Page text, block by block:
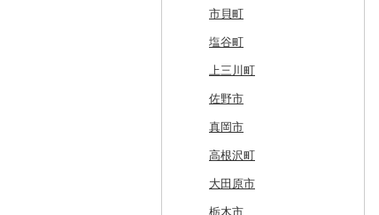
せたな町
旭川市
森町
稚内市
標津町
清里町
北斗市
留萌市
五戸町
藤崎町
六ヶ所村
東北町
三戸町
東通村
黒石市
おいらせ町
岩手町
矢巾町
釜石市
野田村
普代村
一戸町
陸前高田市
紫波町
色麻町
丸森町
大衡村
加美町
利府町
白石市
登米市
山元町
大潟村
横手市
能代市
小坂町
仙北市
井川町
潟上市
三種町
山形県
村山市
尾花沢市
上山市
河北町
酒田市
新庄市
長井市
福島県
天栄村
広野町
鏡石町
須賀川市
小野町
棚倉町
つくば市
稲敷市
潮来市
五霞町
北茨城市
境町
かすみがうら市
牛久市
市貝町
塩谷町
上三川町
佐野市
真岡市
高根沢町
大田原市
栃木市